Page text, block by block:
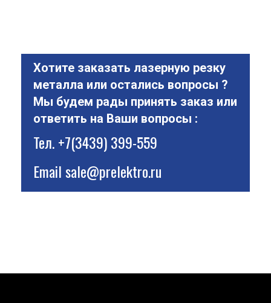
Хотите заказать лазерную резку
металла или остались вопросы ?
Мы будем рады принять заказ или
ответить на Ваши вопросы :
Тел.+7(3439) 399-559
Emailsale@prelektro.ru